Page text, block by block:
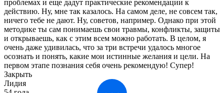
проблемах и еще дадут практические рекомендации к
действию. Ну, мне так казалось. На самом деле, не совсем так,
ничего тебе не дают. Ну, советов, например. Однако при этой
методике ты сам понимаешь свои травмы, конфликты, защиты
и открываешь, как с этим всем можно работать. В целом, я
очень даже удивилась, что за три встречи удалось многое
осознать и понять, какие мои истинные желания и цели. На
первом этапе познания себя очень рекомендую! Супер!
Закрыть
Лидия